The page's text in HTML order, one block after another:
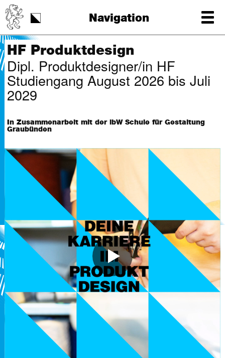
Navigation
Tag der Schrift
HF Produktdesign
Dipl. Produktdesigner/in HF
Studiengang August 2026 bis Juli
2029
In Zusammenarbeit mit der ibW Schule für Gestaltung
Graubünden